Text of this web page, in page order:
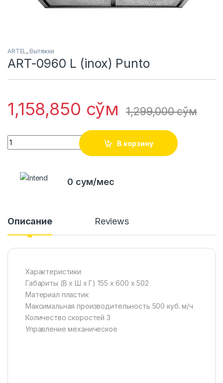
ARTEL, Вытяжки
ART-0960 L (inox) Punto
1,158,850 сўм 1,299,000сўм
Quantity
В корзину
0 сум/мес
Описание Reviews
Характеристики
Габариты (В х Ш х Г) 155 x 600 x 502
Материал пластик
Максимальная производительность 500 куб. м/ч
Количество скоростей 3
Управление механическое